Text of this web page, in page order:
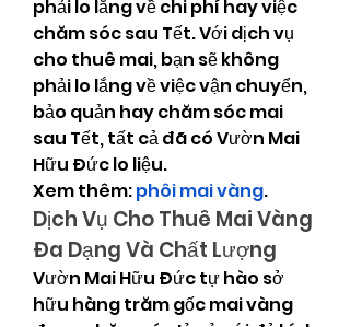
phải lo lắng về chi phí hay việc
chăm sóc sau Tết. Với dịch vụ
cho thuê mai, bạn sẽ không
phải lo lắng về việc vận chuyển,
bảo quản hay chăm sóc mai
sau Tết, tất cả đã có Vườn Mai
Hữu Đức lo liệu.
Xem thêm: phôi mai vàng.
Dịch Vụ Cho Thuê Mai Vàng
Đa Dạng Và Chất Lượng
Vườn Mai Hữu Đức tự hào sở
hữu hàng trăm gốc mai vàng